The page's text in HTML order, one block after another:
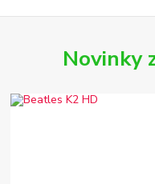
Novinky